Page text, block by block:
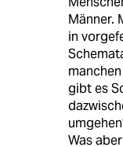
Männer.
in
gibt es
Was